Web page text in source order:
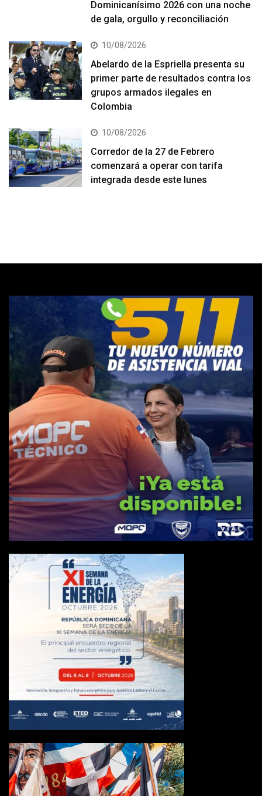
Dominicanísimo 2026 con una noche
de gala, orgullo y reconciliación
10/08/2026
Abelardo de la Espriella presenta su
primer parte de resultados contra los
grupos armados ilegales en
Colombia
10/08/2026
Corredor de la 27 de Febrero
comenzará a operar con tarifa
integrada desde este lunes